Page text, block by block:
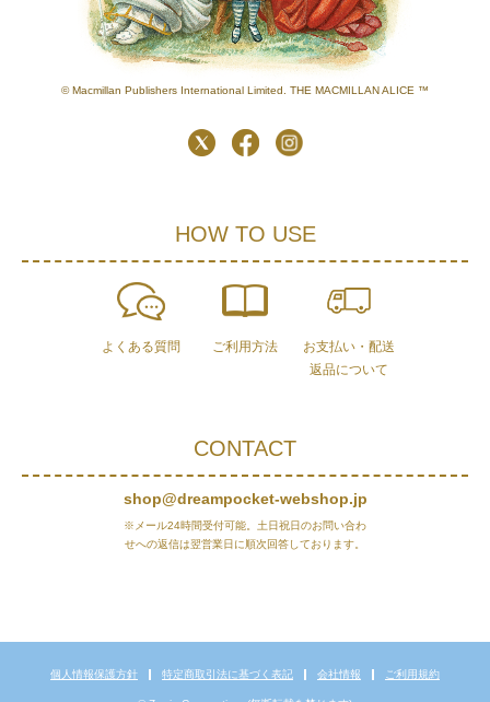
© Macmillan Publishers International Limited. THE MACMILLAN ALICE ™
CONTACT
shop@dreampocket-webshop.jp
※メール24時間受付可能。土日祝日のお問い合わ
せへの返信は翌営業日に順次回答しております。
HOW TO USE
よくある質問 ご利用方法
お支払い・配送
返品について
個人情報保護方針 特定商取引法に基づく表記 会社情報 ご利用規約